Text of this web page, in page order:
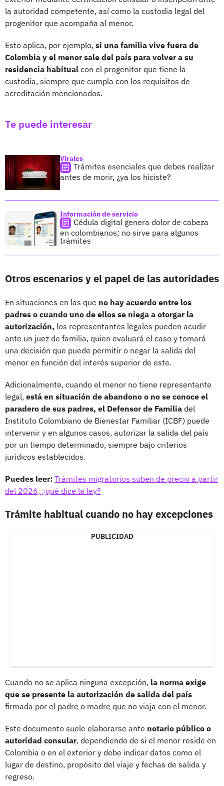
la autoridad competente, así como la custodia legal del
progenitor que acompaña al menor.
Esto aplica, por ejemplo, si una familia vive fuera de
Colombia y el menor sale del país para volver a su
residencia habitual con el progenitor que tiene la
custodia, siempre que cumpla con los requisitos de
acreditación mencionados.
Te puede interesar
Virales
Trámites esenciales que debes realizar
antes de morir, ¿ya los hiciste?
Información de servicio
Cédula digital genera dolor de cabeza
en colombianos; no sirve para algunos
trámites
Otros escenarios y el papel de las autoridades
En situaciones en las que no hay acuerdo entre los
padres o cuando uno de ellos se niega a otorgar la
autorización, los representantes legales pueden acudir
ante un juez de familia, quien evaluará el caso y tomará
una decisión que puede permitir o negar la salida del
menor en función del interés superior de este.
Adicionalmente, cuando el menor no tiene representante
legal, está en situación de abandono o no se conoce el
paradero de sus padres, el Defensor de Familia del
Instituto Colombiano de Bienestar Familiar (ICBF) puede
intervenir y en algunos casos, autorizar la salida del país
por un tiempo determinado, siempre bajo criterios
jurídicos establecidos.
Puedes leer: Trámites migratorios suben de precio a partir
del 2026, ¿qué dice la ley?
Trámite habitual cuando no hay excepciones
PUBLICIDAD
Cuando no se aplica ninguna excepción, la norma exige
que se presente la autorización de salida del país
firmada por el padre o madre que no viaja con el menor.
Este documento suele elaborarse ante notario público o
autoridad consular, dependiendo de si el menor reside en
Colombia o en el exterior y debe indicar datos como el
lugar de destino, propósito del viaje y fechas de salida y
regreso.